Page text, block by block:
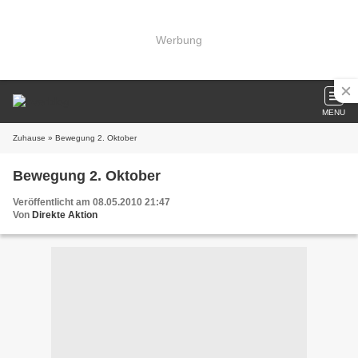
Werbung
MENU
Zuhause » Bewegung 2. Oktober
Bewegung 2. Oktober
Veröffentlicht am 08.05.2010 21:47
Von Direkte Aktion